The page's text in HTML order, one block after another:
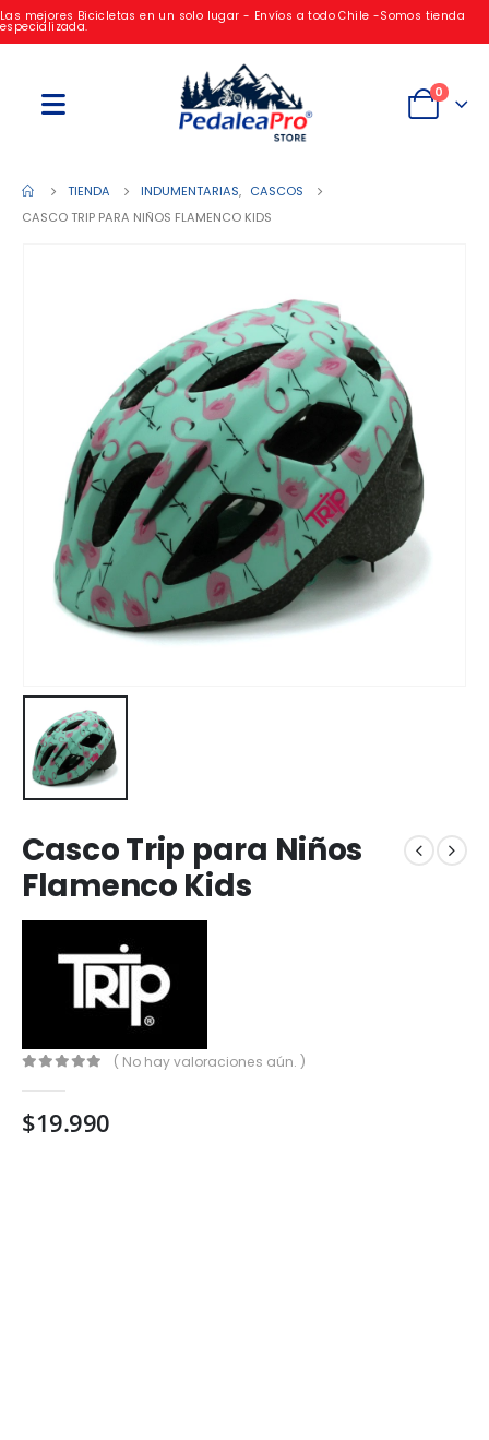
Las mejores Bicicletas en un solo lugar - Envíos a todo Chile -Somos tienda
especializada.
0
TIENDA INDUMENTARIAS, CASCOS
CASCO TRIP PARA NIÑOS FLAMENCO KIDS
Casco Trip para Niños
Flamenco Kids
( No hay valoraciones aún. )
$19.990